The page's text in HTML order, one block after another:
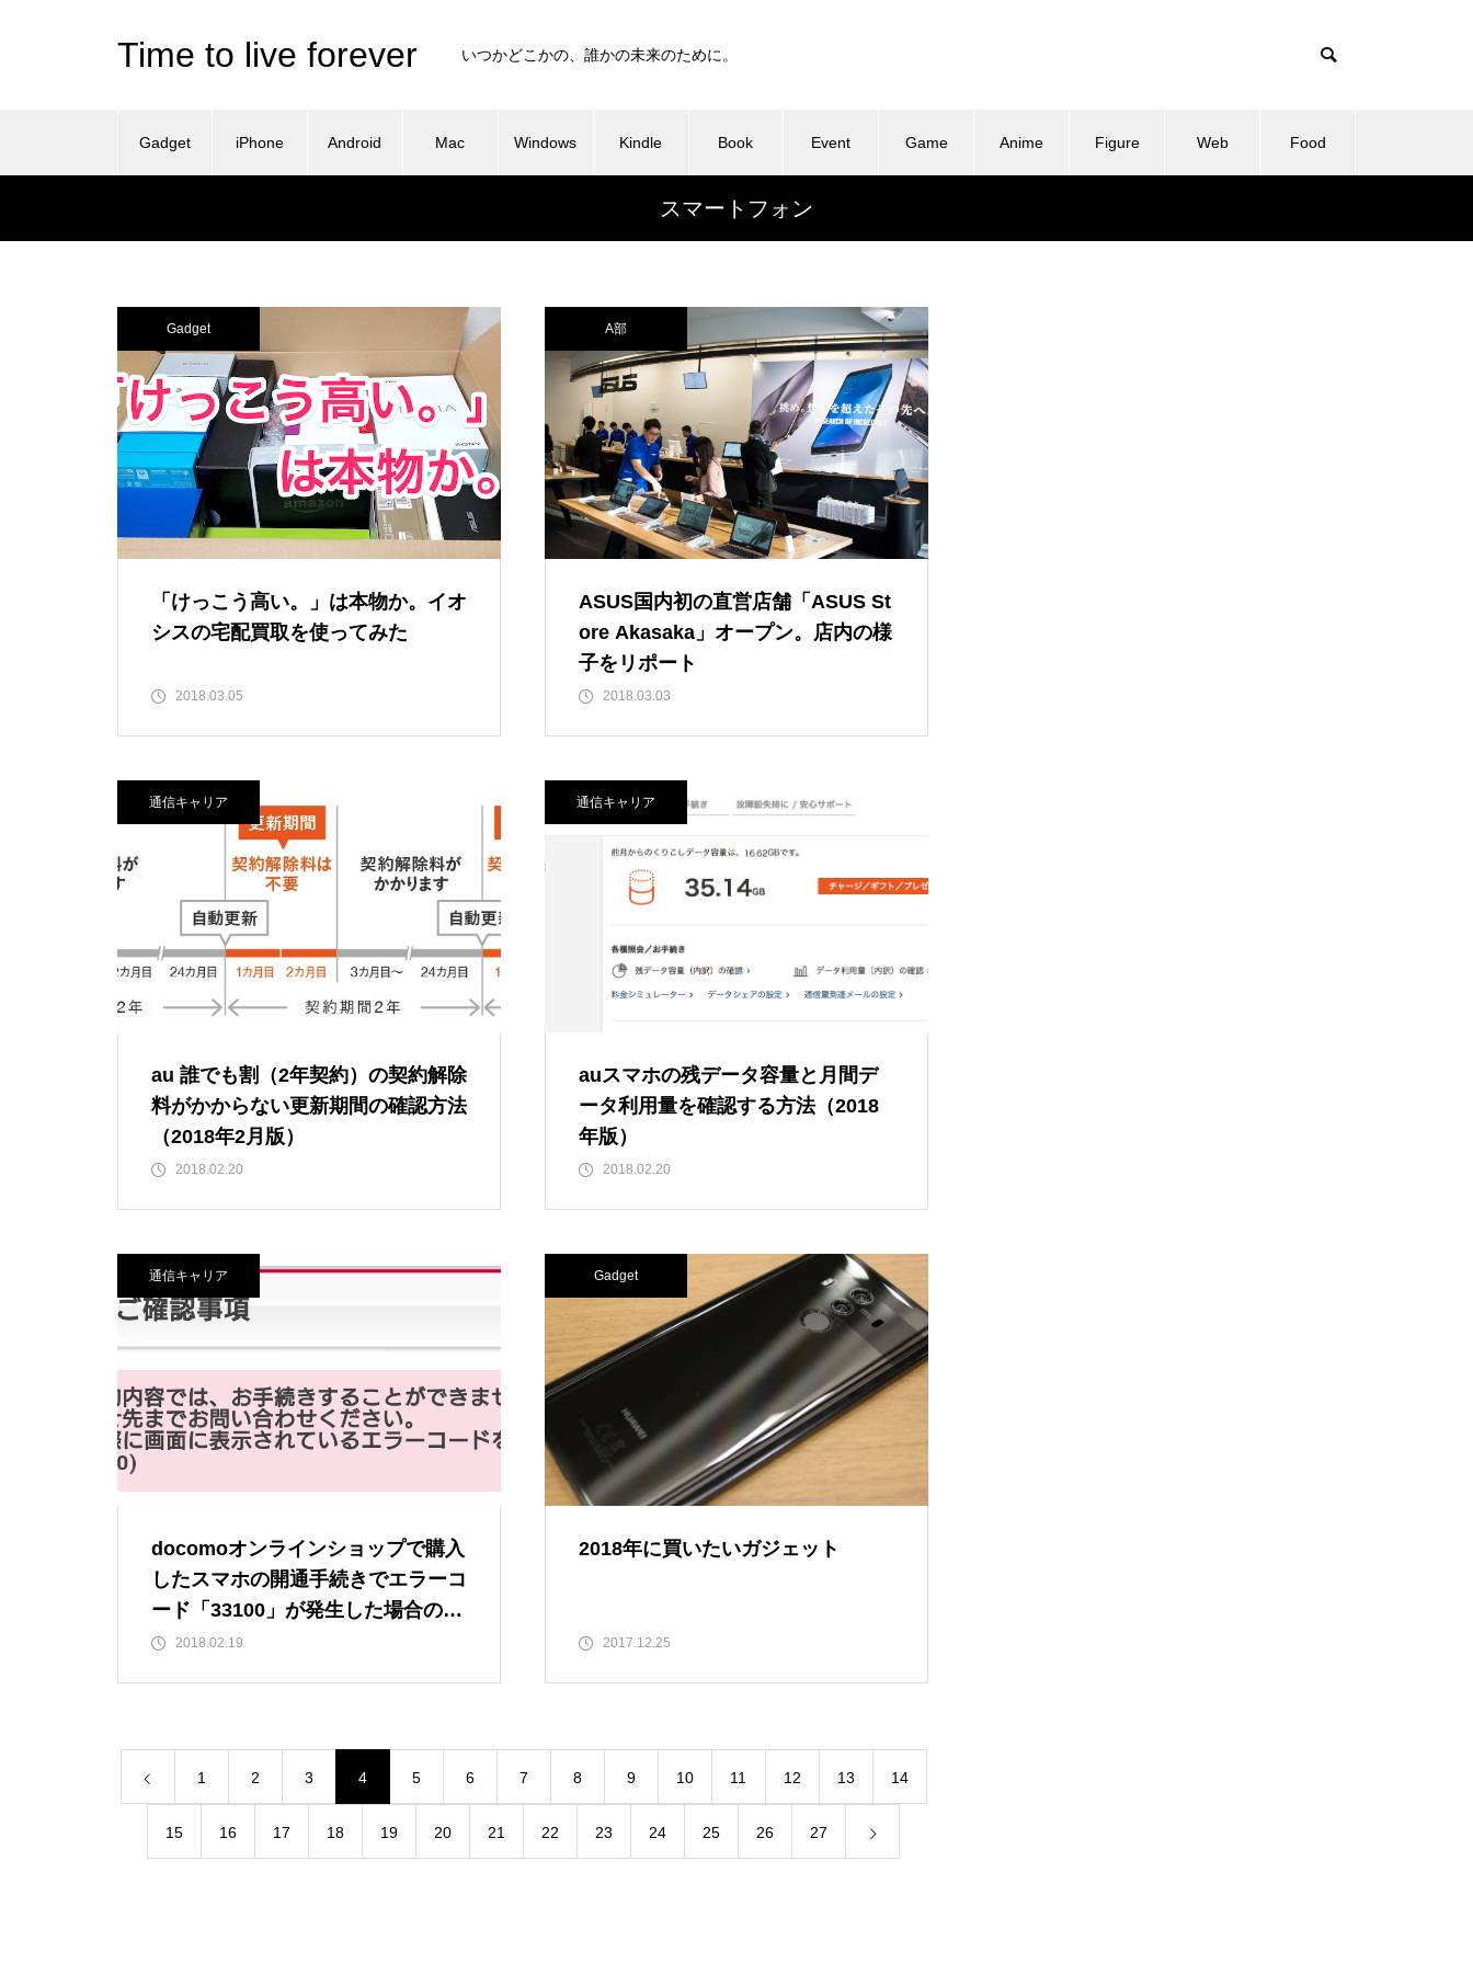
Time to live forever いつかどこかの、誰かの未来のために。
Gadget iPhone Android Mac Windows Kindle Book Event Game Anime Figure Web Food
スマートフォン
Gadget
「けっこう高い。」は本物か。イオ
シスの宅配買取を使ってみた
2018.03.05
A部
ASUS国内初の直営店舗「ASUS St
ore Akasaka」オープン。店内の様
子をリポート
2018.03.03
通信キャリア
au 誰でも割（2年契約）の契約解除
料がかからない更新期間の確認方法
（2018年2月版）
2018.02.20
通信キャリア
auスマホの残データ容量と月間デ
ータ利用量を確認する方法（2018
年版）
2018.02.20
通信キャリア
docomoオンラインショップで購入
したスマホの開通手続きでエラーコ
ード「33100」が発生した場合の対
処法2018.02.19
Gadget
2018年に買いたいガジェット
2017.12.25
1 2 3 4 5 6 7 8 9 10 11 12 13 14
15 16 17 18 19 20 21 22 23 24 25 26 27